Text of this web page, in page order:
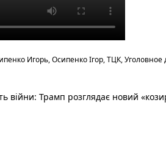
Игорь,Осипенко Ігор,ТЦК,Уголовное
війни: Трамп розглядає новий